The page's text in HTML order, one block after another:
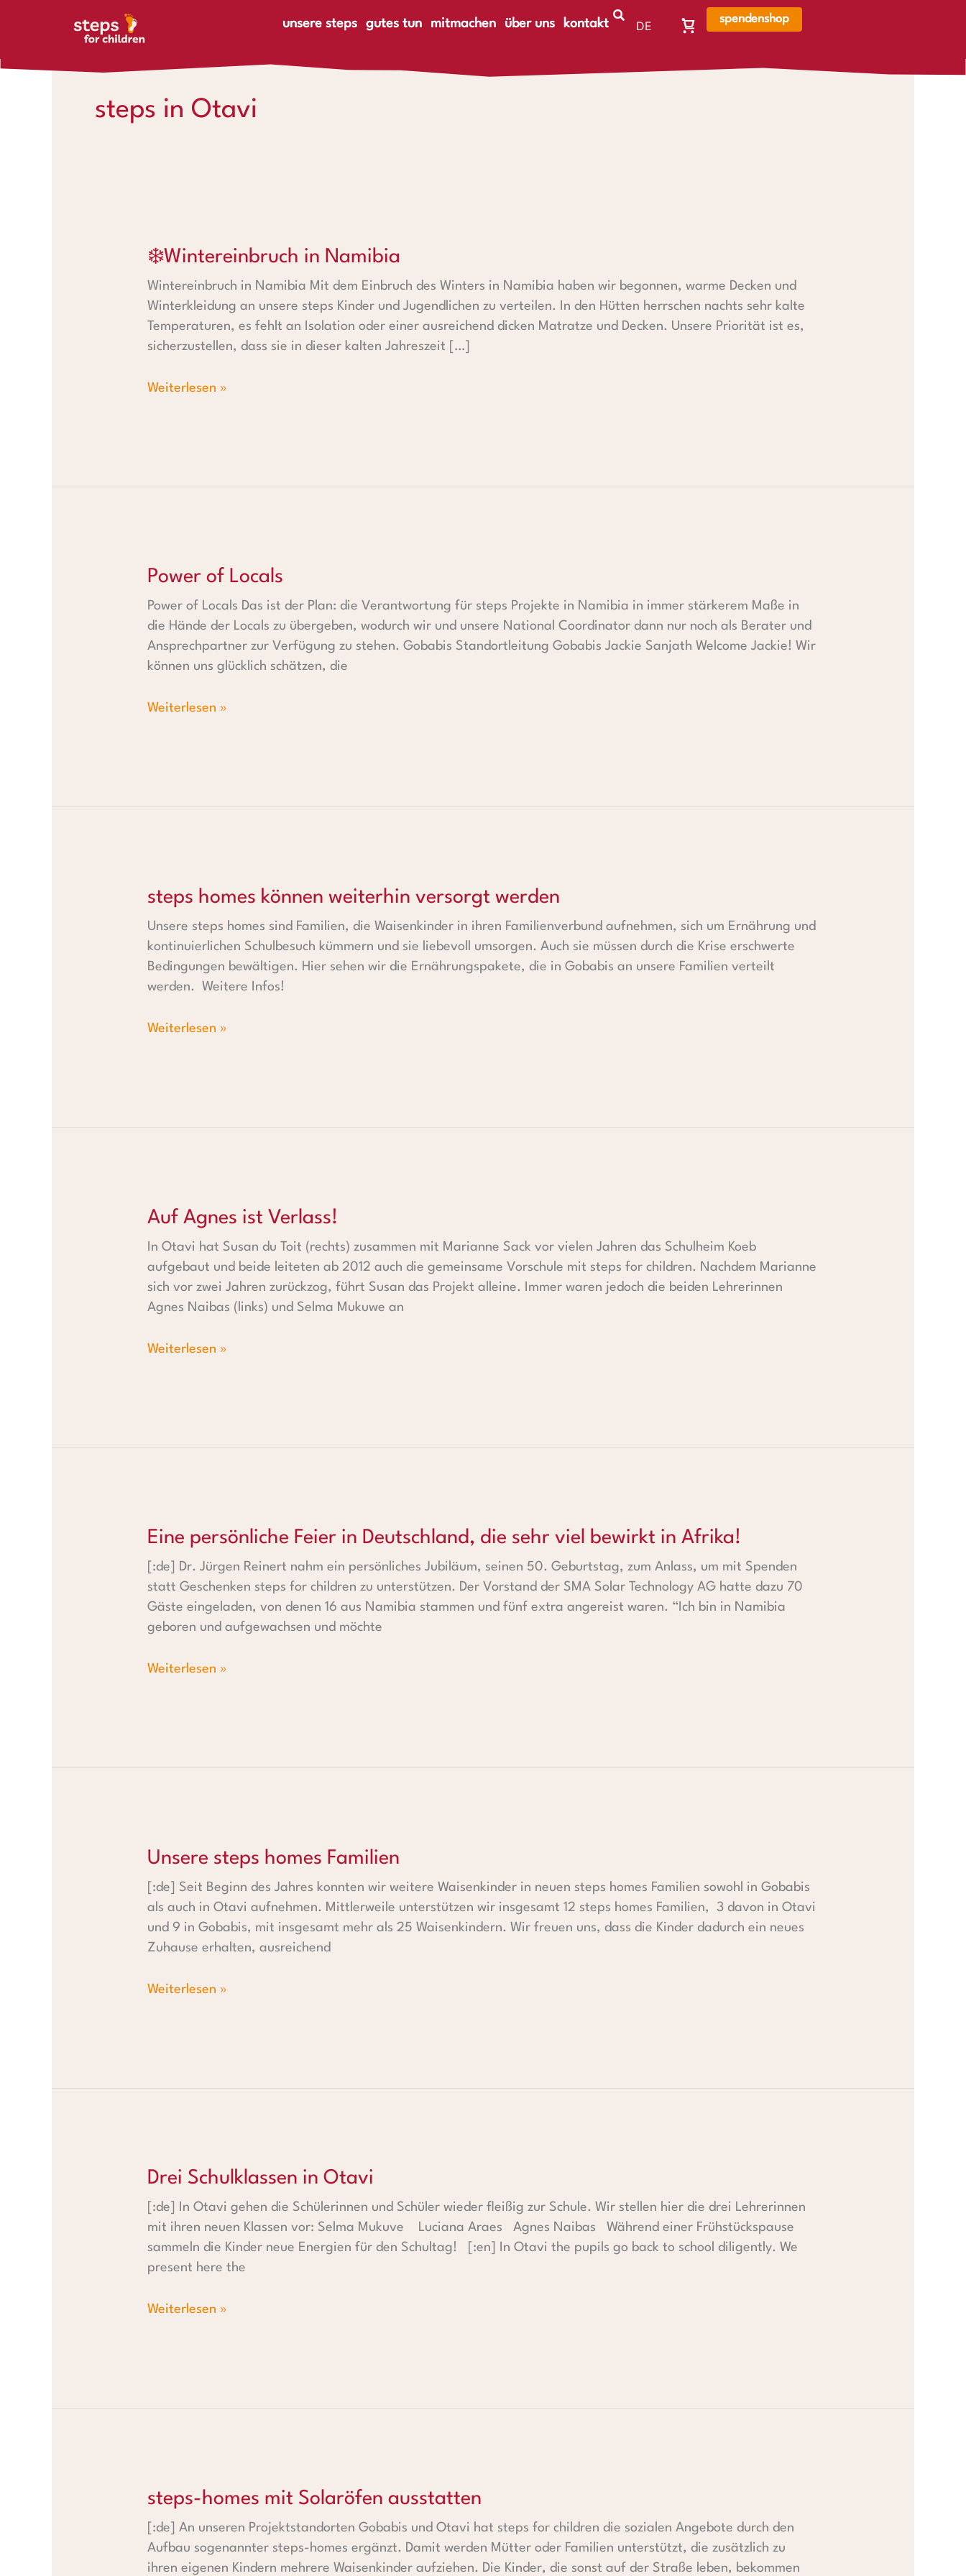
unsere steps
gutes tun mitmachen über uns kontakt
DE
Warenkorb,
ist
spendenshop
steps in Otavi
❄️Wintereinbruch in Namibia
Wintereinbruch in Namibia Mit dem Einbruch des Winters in Namibia haben wir begonnen, warme Decken und
Winterkleidung an unsere steps Kinder und Jugendlichen zu verteilen. In den Hütten herrschen nachts sehr kalte
Temperaturen, es fehlt an Isolation oder einer ausreichend dicken Matratze und Decken. Unsere Priorität ist es,
sicherzustellen, dass sie in dieser kalten Jahreszeit […]
❄️Wintereinbruch in Namibia
Weiterlesen »
Power of Locals
Power of Locals Das ist der Plan: die Verantwortung für steps Projekte in Namibia in immer stärkerem Maße in
die Hände der Locals zu übergeben, wodurch wir und unsere National Coordinator dann nur noch als Berater und
Ansprechpartner zur Verfügung zu stehen. Gobabis Standortleitung Gobabis Jackie Sanjath Welcome Jackie! Wir
können uns glücklich schätzen, die
Power of Locals
Weiterlesen »
steps homes können weiterhin versorgt werden
Unsere steps homes sind Familien, die Waisenkinder in ihren Familienverbund aufnehmen, sich um Ernährung und
kontinuierlichen Schulbesuch kümmern und sie liebevoll umsorgen. Auch sie müssen durch die Krise erschwerte
Bedingungen bewältigen. Hier sehen wir die Ernährungspakete, die in Gobabis an unsere Familien verteilt
werden. Weitere Infos!
steps homes können weiterhin versorgt werden
Weiterlesen »
Auf Agnes ist Verlass!
In Otavi hat Susan du Toit (rechts) zusammen mit Marianne Sack vor vielen Jahren das Schulheim Koeb
aufgebaut und beide leiteten ab 2012 auch die gemeinsame Vorschule mit steps for children. Nachdem Marianne
sich vor zwei Jahren zurückzog, führt Susan das Projekt alleine. Immer waren jedoch die beiden Lehrerinnen
Agnes Naibas (links) und Selma Mukuwe an
Auf Agnes ist Verlass!
Weiterlesen »
Eine persönliche Feier in Deutschland, die sehr viel bewirkt in Afrika!
[:de] Dr. Jürgen Reinert nahm ein persönliches Jubiläum, seinen 50. Geburtstag, zum Anlass, um mit Spenden
statt Geschenken steps for children zu unterstützen. Der Vorstand der SMA Solar Technology AG hatte dazu 70
Gäste eingeladen, von denen 16 aus Namibia stammen und fünf extra angereist waren. “Ich bin in Namibia
geboren und aufgewachsen und möchte
Eine persönliche Feier in Deutschland, die sehr viel bewirkt in Afrika!
Weiterlesen »
Unsere steps homes Familien
[:de] Seit Beginn des Jahres konnten wir weitere Waisenkinder in neuen steps homes Familien sowohl in Gobabis
als auch in Otavi aufnehmen. Mittlerweile unterstützen wir insgesamt 12 steps homes Familien, 3 davon in Otavi
und 9 in Gobabis, mit insgesamt mehr als 25 Waisenkindern. Wir freuen uns, dass die Kinder dadurch ein neues
Zuhause erhalten, ausreichend
Unsere steps homes Familien
Weiterlesen »
Drei Schulklassen in Otavi
[:de] In Otavi gehen die Schülerinnen und Schüler wieder fleißig zur Schule. Wir stellen hier die drei Lehrerinnen
mit ihren neuen Klassen vor: Selma Mukuve Luciana Araes Agnes Naibas Während einer Frühstückspause
sammeln die Kinder neue Energien für den Schultag! [:en] In Otavi the pupils go back to school diligently. We
present here the
Drei Schulklassen in Otavi
Weiterlesen »
steps-homes mit Solaröfen ausstatten
[:de] An unseren Projektstandorten Gobabis und Otavi hat steps for children die sozialen Angebote durch den
Aufbau sogenannter steps-homes ergänzt. Damit werden Mütter oder Familien unterstützt, die zusätzlich zu
ihren eigenen Kindern mehrere Waisenkinder aufziehen. Die Kinder, die sonst auf der Straße leben, bekommen
steps-homes mit Solaröfen ausstatten